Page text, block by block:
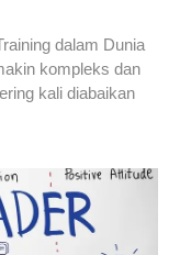
dalam Dunia
kompleks dan
kali diabaikan